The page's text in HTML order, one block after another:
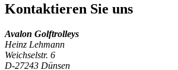
Kontaktieren Sie uns
Avalon Golftrolleys
Heinz Lehmann
Weichselstr. 6
D-27243 Dünsen